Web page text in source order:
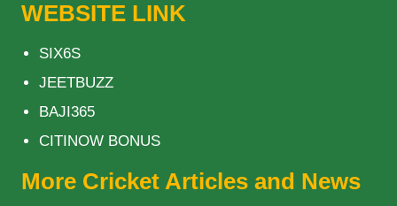
WEBSITE LINK
SIX6S
JEETBUZZ
BAJI365
CITINOW BONUS
More Cricket Articles and News